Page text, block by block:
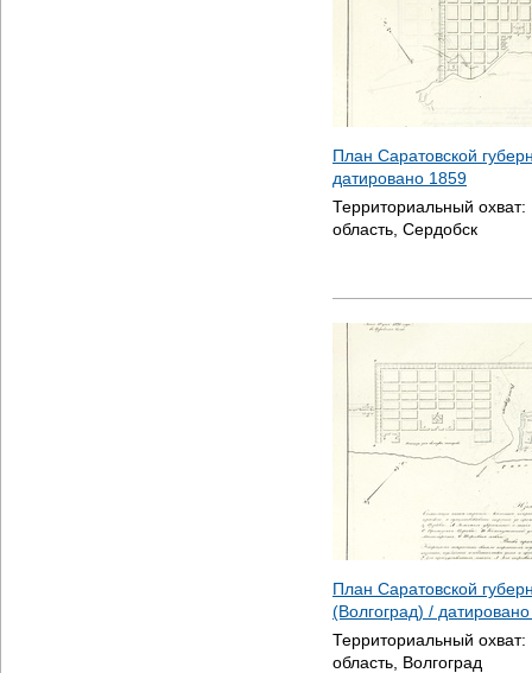
План Саратовской
датировано 1859
Территориальный охват:
область, Сердобск
План Саратовской
(Волгоград) /
Территориальный охват:
область, Волгоград